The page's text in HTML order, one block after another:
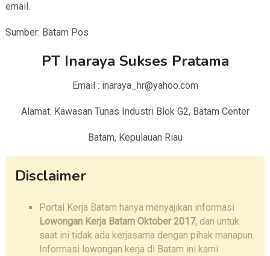
email.
Sumber: Batam Pos
PT Inaraya Sukses Pratama
Email : inaraya_hr@yahoo.com
Alamat: Kawasan Tunas Industri Blok G2, Batam Center
Batam, Kepulauan Riau
Disclaimer
Portal Kerja Batam hanya menyajikan informasi
Lowongan Kerja Batam Oktober 2017, dan untuk
saat ini tidak ada kerjasama dengan pihak manapun.
Informasi lowongan kerja di Batam ini kami